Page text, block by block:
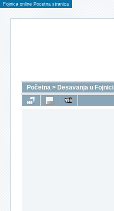
Fojnica online Pocetna stranica
Početna > Desavanja u Fojnici